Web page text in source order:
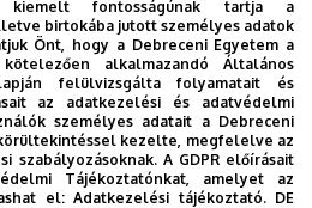
kiemelt fontosságúnak tartja a
birtokába jutott személyes adatok
Önt, hogy a Debreceni Egyetem a
alkalmazandó Általános
felülvizsgálta folyamatait és
az adatkezelési és adatvédelmi
személyes adatait a Debreceni
kezelte, megfelelve az
szabályozásoknak. A GDPR előírásait
Tájékoztatónkat, amelyet az
el:Adatkezelési tájékoztató. DE